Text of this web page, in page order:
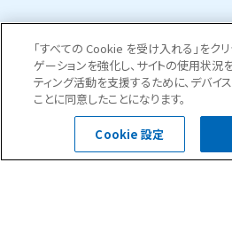
お問合せ・ご相
0120-
受付時間 平日
「すべての Cookie を受け入れる」をクリ
ゲーションを強化し、サイトの使用状況
ティング活動を支援するために、デバイ
ことに同意したことになります。
Cookie 設定